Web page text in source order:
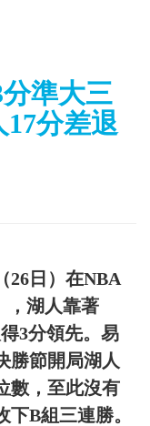
準大三
分差退
26日）在NBA
，湖人靠著
3分領先。易
勝節開局湖人
數，至此沒有
B組三連勝。